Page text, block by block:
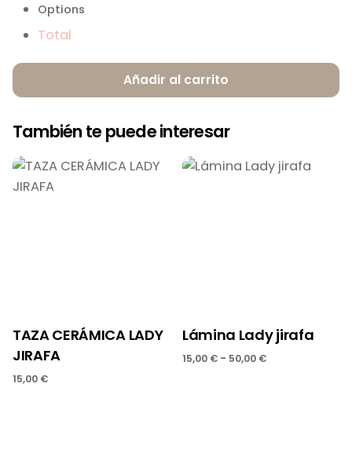
Options
Total
Añadir al carrito
También te puede interesar
TAZA CERÁMICA LADY
JIRAFA
15,00 €
Lámina Lady jirafa
15,00 € - 50,00 €